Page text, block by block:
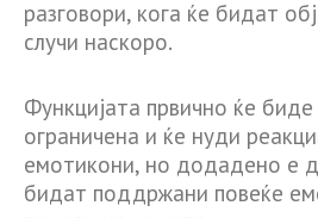
разговори, кога ќе бидат
случи наскоро.
Функцијата првично ќе
ограничена и ќе нуди
емотикони, но додадено е
бидат поддржани повеќе